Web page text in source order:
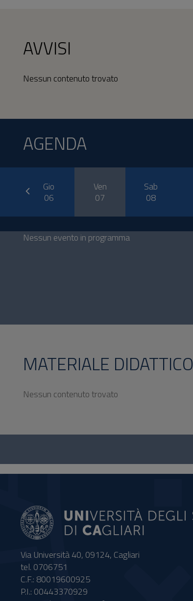
AVVISI
Nessun contenuto trovato
AGENDA
Gio
06
Ven
07
Sab
08
prev
Nessun evento in programma
MATERIALE DIDATTICO
Nessun contenuto trovato
Questionario
social
Via Università 40, 09124, Cagliari
tel. 0706751
C.F.: 80019600925
P.I.: 00443370929